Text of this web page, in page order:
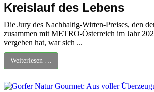
Kreislauf des Lebens
Die Jury des Nachhaltig-Wirten-Preises, den
zusammen mit METRO-Österreich im Jahr
vergeben hat, war sich ...
Weiterlesen …